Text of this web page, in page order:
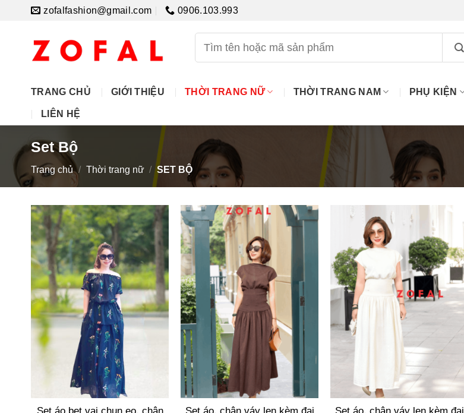
zofalfashion@gmail.com 0906.103.993
kiếm:
TRANG CHỦ GIỚI THIỆU THỜI TRANG NỮ THỜI TRANG NAM PHỤ KIỆN
LIÊN HỆ
Set Bộ
Trang chủ / Thời trang nữ / SET BỘ